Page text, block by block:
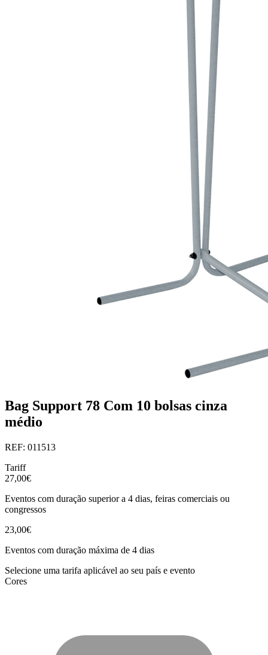
Bag Support 78 Com 10 bolsas cinza
médio
REF: 011513
Tariff
27,00€
Eventos com duração superior a 4 dias, feiras comerciais ou
congressos
23,00€
Eventos com duração máxima de 4 dias
Selecione uma tarifa aplicável ao seu país e evento
Cores